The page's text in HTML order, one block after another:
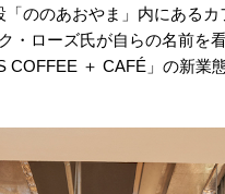
ののあおやま」内にある
ローズ氏が自らの名前を
＋ CAFÉ」の新業